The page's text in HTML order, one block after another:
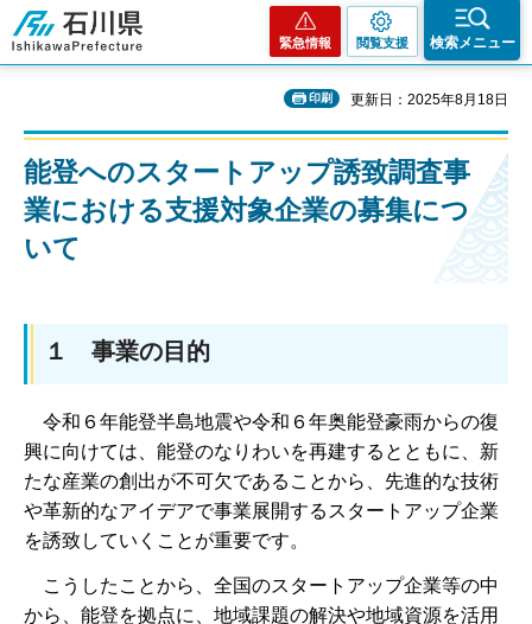
石川県
緊急情報 閲覧支援 検索メニュー
印刷 更新日：2025年8月18日
能登へのスタートアップ誘致調査事
業における支援対象企業の募集につ
いて
１ 事業の目的
令和６年能登半島地震や令和６年奥能登豪雨からの復
興に向けては、能登のなりわいを再建するとともに、新
たな産業の創出が不可欠であることから、先進的な技術
や革新的なアイデアで事業展開するスタートアップ企業
を誘致していくことが重要です。
こうしたことから、全国のスタートアップ企業等の中
から、能登を拠点に、地域課題の解決や地域資源を活用